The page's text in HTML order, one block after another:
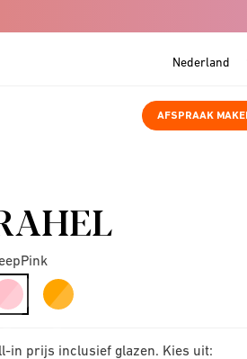
AFSPRAAK
selected
in prijs inclusief glazen. Kies uit: